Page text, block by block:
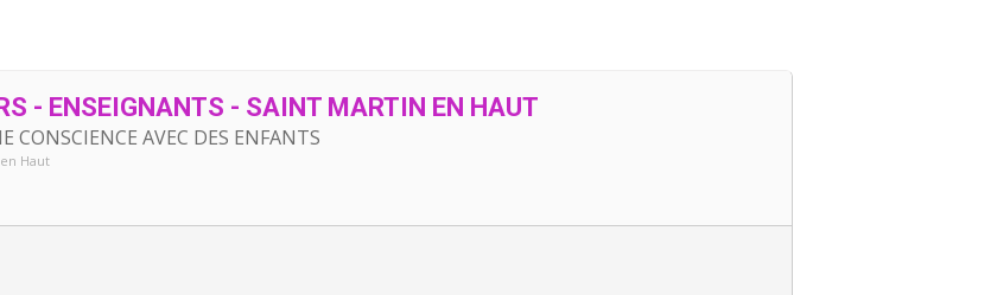
- ENSEIGNANTS - SAINT MARTIN EN HAUT
CONSCIENCE AVEC DES ENFANTS
Haut